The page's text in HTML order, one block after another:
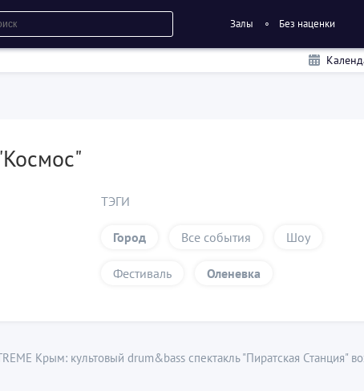
Залы Без наценки
ТЭГИ
Город Все события Шоу
Фестиваль Оленевка
Крым: культовый drum&bass спектакль "Пиратская Станция"